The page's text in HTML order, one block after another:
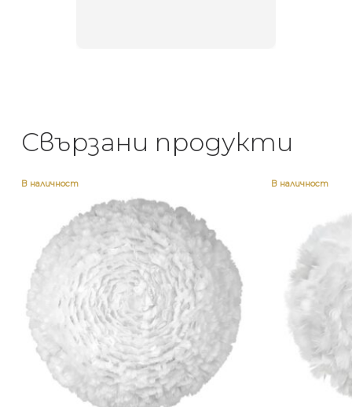
Свързани продукти
В наличност В наличност